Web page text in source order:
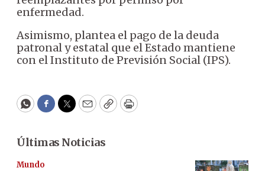
enfermedad.
Asimismo, plantea el pago de la deuda
patronal y estatal que el Estado mantiene
con el Instituto de Previsión Social (IPS).
WhatsApp
Facebook
Twitter
EmailCopyPrint
Últimas Noticias
Mundo